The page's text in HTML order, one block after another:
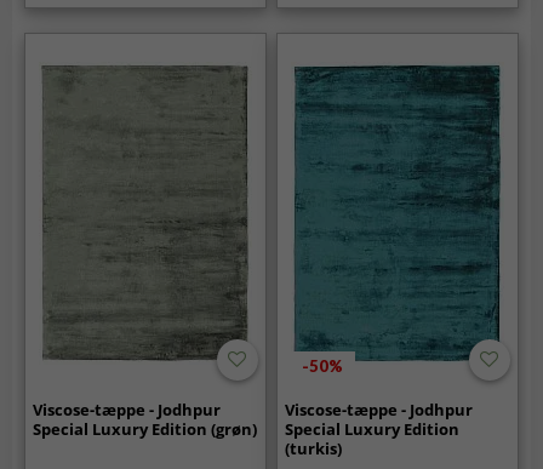
Viscose-tæppe - Jodhpur
Special Luxury Edition (grøn)
-50%
Viscose-tæppe - Jodhpur
Special Luxury Edition
(turkis)